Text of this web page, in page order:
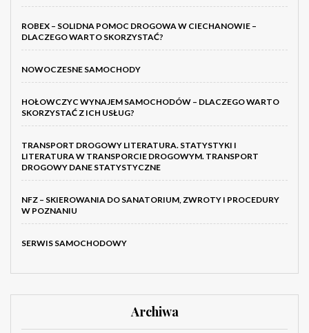
ROBEX – SOLIDNA POMOC DROGOWA W CIECHANOWIE –
DLACZEGO WARTO SKORZYSTAĆ?
NOWOCZESNE SAMOCHODY
HOŁOWCZYC WYNAJEM SAMOCHODÓW – DLACZEGO WARTO
SKORZYSTAĆ Z ICH USŁUG?
TRANSPORT DROGOWY LITERATURA. STATYSTYKI I
LITERATURA W TRANSPORCIE DROGOWYM. TRANSPORT
DROGOWY DANE STATYSTYCZNE
NFZ – SKIEROWANIA DO SANATORIUM, ZWROTY I PROCEDURY
W POZNANIU
SERWIS SAMOCHODOWY
Archiwa